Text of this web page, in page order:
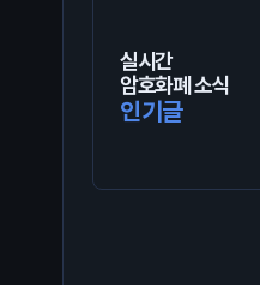
실시간
암호화폐 소식
인기글